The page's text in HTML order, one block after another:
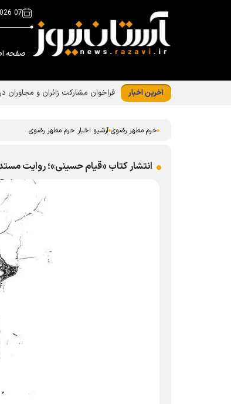
07 August 2026
صفحه
آخرین اخبار فراخوان مشارکت زائران و
حرم مطهر رضوی آرشیو اخبار حرم مطهر رضوی
انتشار کتاب «قیام حسینی»؛ روایت